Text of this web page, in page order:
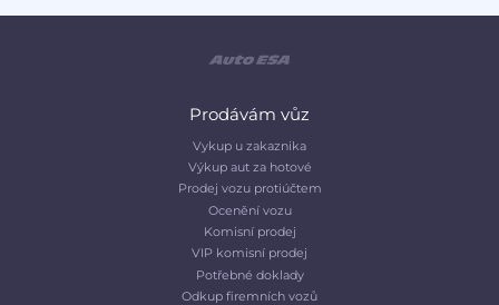
Prodávám vůz
Vykup u zakaznika
Výkup aut za hotové
Prodej vozu protiúčtem
Ocenění vozu
Komisní prodej
VIP komisní prodej
Potřebné doklady
Odkup firemních vozů